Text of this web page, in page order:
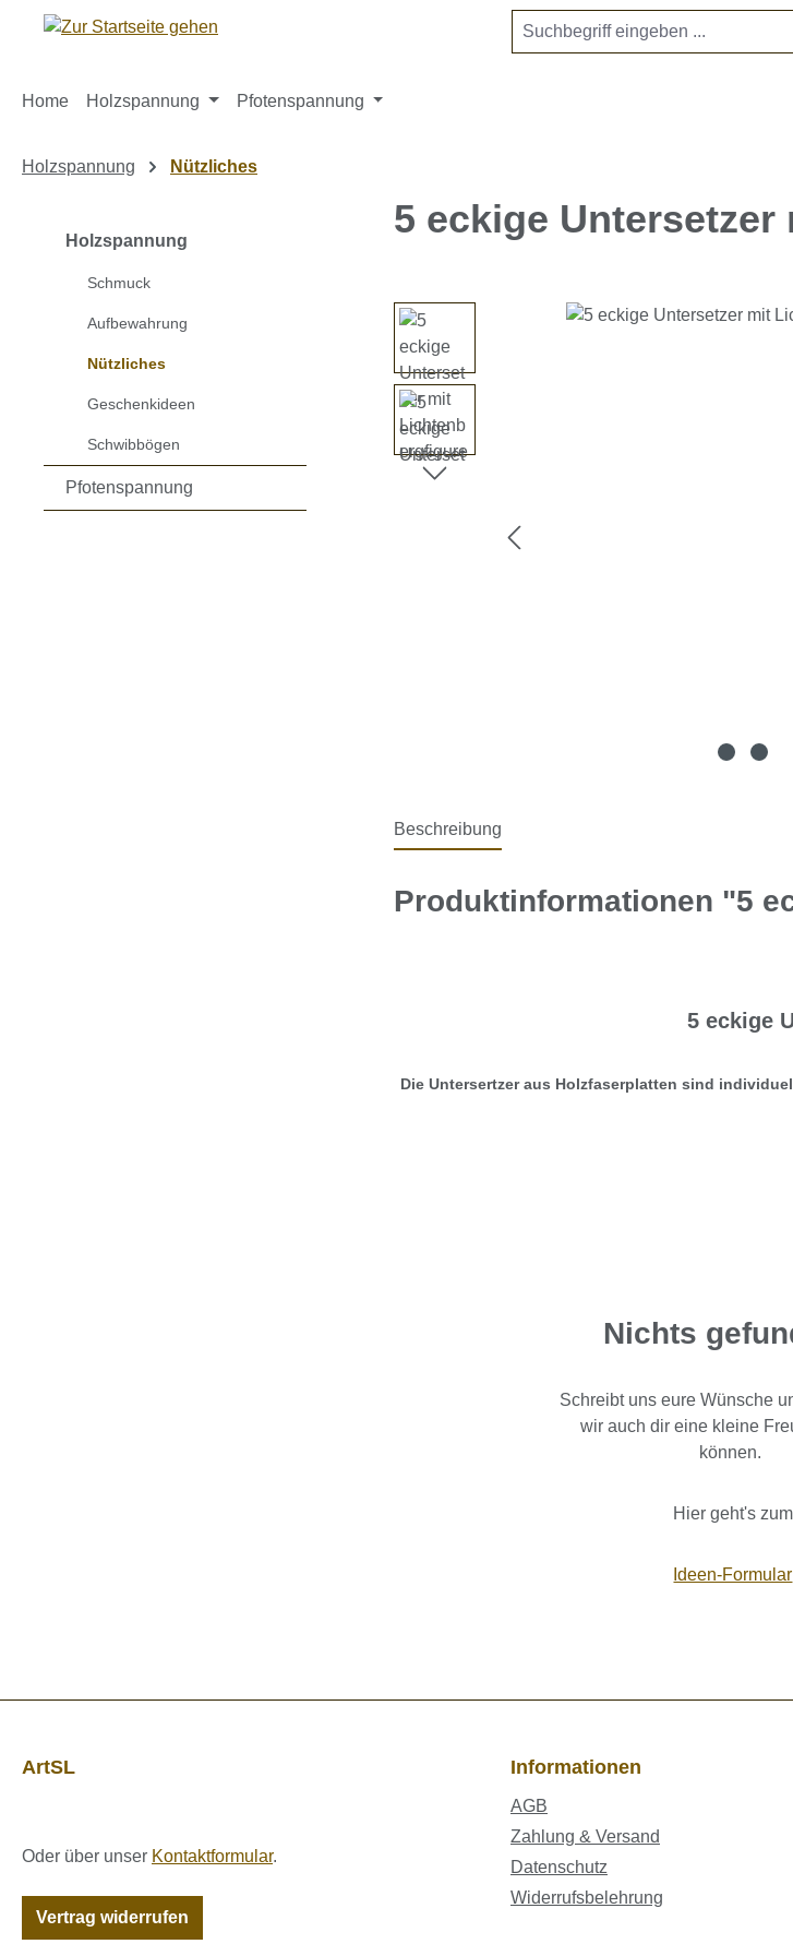
Hauptinhalt springen
Zur Suche springen
Zur Hauptnavigation springen
Home Holzspannung Pfotenspannung
Holzspannung Nützliches
Holzspannung
Schmuck
Aufbewahrung
Nützliches
Geschenkideen
Schwibbögen
Pfotenspannung
5 eckige
Bildergalerie überspringen
Beschreibung
Produktinformationen "5
5 eckige
Die Untersertzer aus Holzfaserplatten sind
Nichts
Schreibt uns eure Wünsche
wir auch dir eine kleine
können.
Hier geht's zum
Ideen-Formular
ArtSL
Oder über unser Kontaktformular.
Vertrag widerrufen
Informationen
AGB
Zahlung & Versand
Datenschutz
Widerrufsbelehrung